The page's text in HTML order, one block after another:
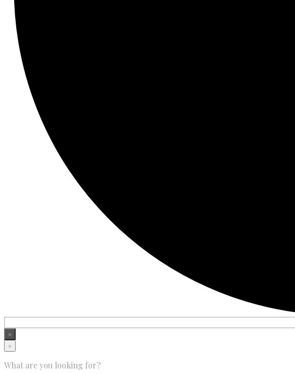
×
×
What are you looking for?